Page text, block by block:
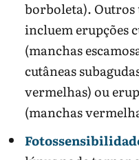
borboleta). Outros
incluem erupções
(manchas
cutâneas
vermelhas) ou
(manchas